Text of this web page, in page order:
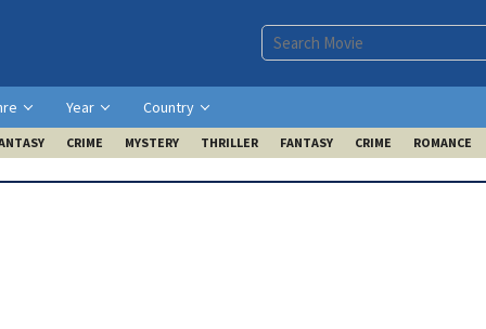
Year Country
CRIME MYSTERY THRILLER FANTASY CRIME ROMANCE